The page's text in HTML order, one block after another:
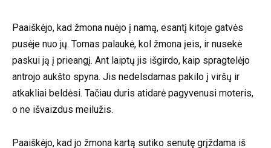
Paaiškėjo, kad žmona nuėjo į namą, esantį kitoje gatvės
pusėje nuo jų. Tomas palaukė, kol žmona įeis, ir nusekė
paskui ją į prieangį. Ant laiptų jis išgirdo, kaip spragtelėjo
antrojo aukšto spyna. Jis nedelsdamas pakilo į viršų ir
atkakliai beldėsi. Tačiau duris atidarė pagyvenusi moteris,
o ne išvaizdus meilužis.
Paaiškėjo, kad jo žmona kartą sutiko senutę grįždama iš